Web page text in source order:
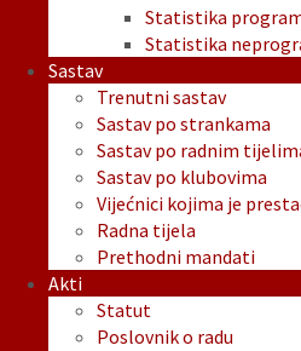
Statistika
Statistika
Sastav
Trenutni sastav
Sastav po strankama
Sastav po radnim
Sastav po klubovima
Vijećnici kojima je
Radna tijela
Prethodni mandati
Akti
Statut
Poslovnik o radu